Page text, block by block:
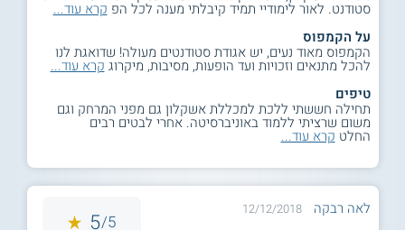
סטודנט. לאור לימודיי תמיד קיבלתי מענה לכל הפ קרא עוד...
על הקמפוס
הקמפוס מאוד נעים, יש אגודת סטודנטים מעולה! שדואגת לנו
להכל מתנאים וזכויות ועד הופעות, מסיבות, מיקרוג קרא עוד...
טיפים
תחילה חששתי ללכת למכללת אשקלון גם מפני המרחק וגם
משום שרציתי ללמוד באוניברסיטה. אחרי לבטים רבים
החלט קרא עוד...
לאה רבקה 12/12/2018
5/
5